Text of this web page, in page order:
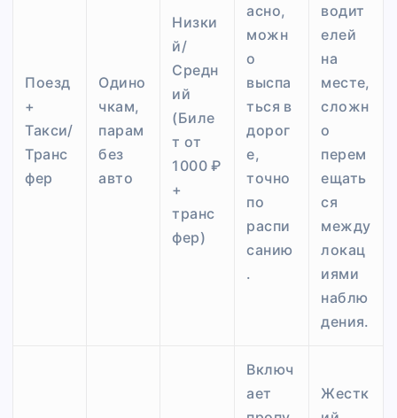
Поезд
+
Такси/
Транс
фер
Одино
чкам,
парам
без
авто
Низки
й/
Средн
ий
(Биле
т от
1000 ₽
+
транс
фер)
асно,
можн
о
выспа
ться в
дорог
е,
точно
по
распи
санию
.
водит
елей
на
месте,
сложн
о
перем
ещать
ся
между
локац
иями
наблю
дения.
Включ
ает
Жестк